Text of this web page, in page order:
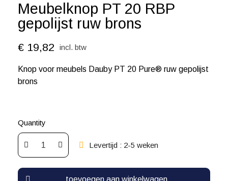
Meubelknop PT 20 RBP
gepolijst ruw brons
€ 19,82 incl. btw
Knop voor meubels Dauby PT 20 Pure® ruw gepolijst
brons
Quantity
Levertijd : 2-5 weken
toevoegen aan winkelwagen